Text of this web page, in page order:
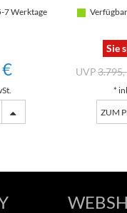
7 Werktage
Sie
*
ZUM